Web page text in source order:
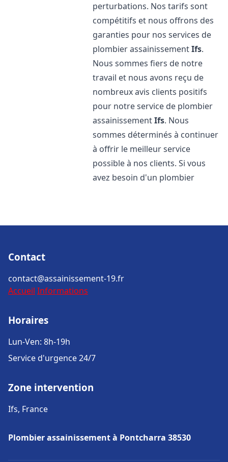
perturbations. Nos tarifs sont
compétitifs et nous offrons des
garanties pour nos services de
plombier assainissementIfs.
Nous sommes fiers de notre
travail et nous avons reçu de
nombreux avis clients positifs
pour notre service de plombier
assainissementIfs. Nous
sommes déterminés à continuer
à offrir le meilleur service
possible à nos clients. Si vous
avez besoin d'un plombier
Contact
contact@assainissement-19.fr
Accueil Informations
Horaires
Lun-Ven: 8h-19h
Service d'urgence 24/7
Zone intervention
Ifs, France
Plombier assainissement à Pontcharra 38530